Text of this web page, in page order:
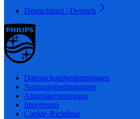
Deutschland / Deutsch
Datenschutzbestimmungen
Nutzungsbedingungen
Altgeräteentsorgung
Impressum
Cookie-Richtlinie